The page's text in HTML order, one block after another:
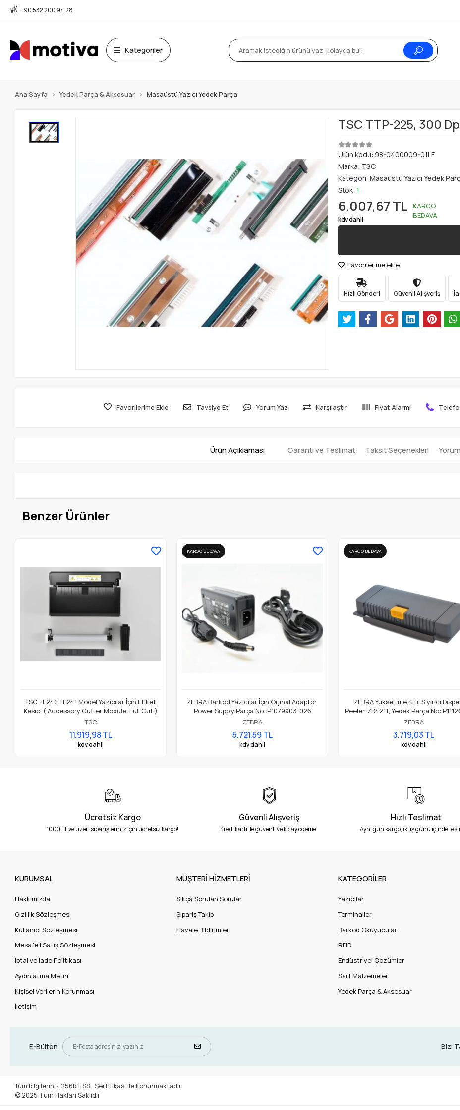
+90 532 200 94 28
Kategoriler
Ana Sayfa Yedek Parça & Aksesuar Masaüstü Yazıcı Yedek Parça
TSC TTP-225, 300
Ürün Kodu: 98-0400009-01LF
Marka: TSC
Kategori: Masaüstü Yazıcı Yedek
Stok: 1
6.007,67 TL
kdv dahil
KARGO
BEDAVA
Favorilerime ekle
Hızlı Gönderi Güvenli Alışveriş
Favorilerime Ekle Tavsiye Et Yorum Yaz Karşılaştır Fiyat Alarmı
Ürün Açıklaması Garanti ve Teslimat Taksit Seçenekleri
Benzer Ürünler
TSC TL240 TL241 Model Yazıcılar İçin Etiket
Kesici ( Accessory Cutter Module, Full Cut )
TSC
11.919,98 TL
kdv dahil
KARGO BEDAVA
ZEBRA Barkod Yazıcılar İçin Orjinal Adaptör,
Power Supply Parça No: P1079903-026
ZEBRA
5.721,59 TL
kdv dahil
KARGO BEDAVA
ZEBRA Yükseltme Kiti, Sıyırıcı
Peeler, ZD421T, Yedek Parça No:
ZEBRA
3.719,03 TL
kdv dahil
Ücretsiz Kargo
1000 TL ve üzeri siparişleriniz için ücretsiz kargo!
Güvenli Alışveriş
Kredi kartı ile güvenli ve kolay ödeme.
Hızlı Teslimat
Aynı gün kargo, iki iş günü içinde
KURUMSAL
Hakkımızda
Gizlilik Sözleşmesi
Kullanıcı Sözleşmesi
Mesafeli Satış Sözleşmesi
İptal ve İade Politikası
Aydınlatma Metni
Kişisel Verilerin Korunması
İletişim
MÜŞTERİ HİZMETLERİ
Sıkça Sorulan Sorular
Sipariş Takip
Havale Bildirimleri
KATEGORİLER
Yazıcılar
Terminaller
Barkod Okuyucular
RFID
Endüstriyel Çözümler
Sarf Malzemeler
Yedek Parça & Aksesuar
E-Bülten Bizi
Tüm bilgileriniz 256bit SSL Sertifikası ile korunmaktadır.
© 2025 Tüm Hakları Saklıdır